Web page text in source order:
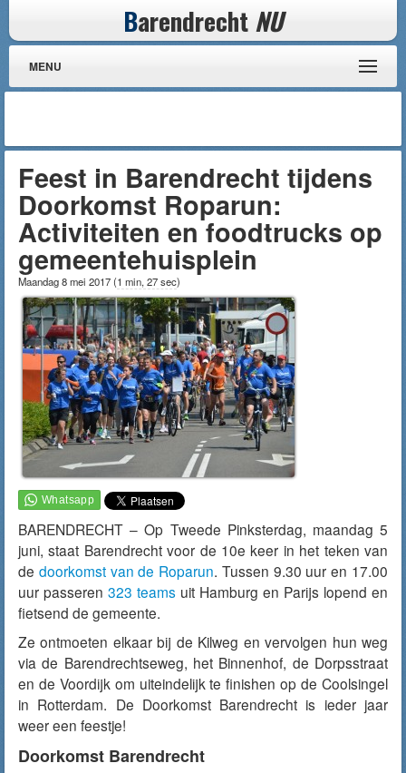
Barendrecht NU
MENU
Feest in Barendrecht tijdens
Doorkomst Roparun:
Activiteiten en foodtrucks op
gemeentehuisplein
Maandag 8 mei 2017(1 min, 27 sec)
BARENDRECHT – Op Tweede Pinksterdag, maandag 5
juni, staat Barendrecht voor de 10e keer in het teken van
de doorkomst van de Roparun. Tussen 9.30 uur en 17.00
uur passeren 323 teams uit Hamburg en Parijs lopend en
fietsend de gemeente.
Ze ontmoeten elkaar bij de Kilweg en vervolgen hun weg
via de Barendrechtseweg, het Binnenhof, de Dorpsstraat
en de Voordijk om uiteindelijk te finishen op de Coolsingel
in Rotterdam. De Doorkomst Barendrecht is ieder jaar
weer een feestje!
Doorkomst Barendrecht